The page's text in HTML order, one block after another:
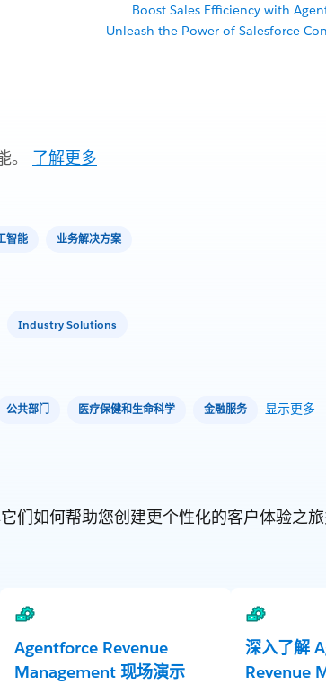
Boost Sales Efficiency with
Unleash the Power of Salesforce
。 了解更多
智能 业务解决方案
Industry Solutions
公共部门 医疗保健和生命科学 金融服务 显示更多
们如何帮助您创建更个性化的客户体验之
Agentforce Revenue
Management 现场演示
深入了解
Revenue